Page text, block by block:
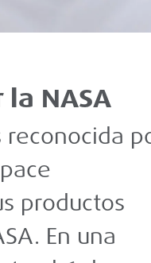
NASA
por
productos